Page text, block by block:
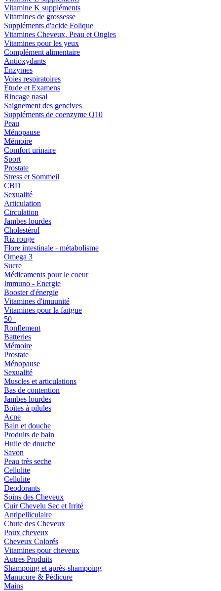
Vitamine K suppléments
Vitamines de grossesse
Suppléments d'acide Folique
Vitamines Cheveux, Peau et Ongles
Vitamines pour les yeux
Complément alimentaire
Antioxydants
Enzymes
Voies respiratoires
Étude et Examens
Rincage nasal
Saignement des gencives
Suppléments de coenzyme Q10
Peau
Ménopause
Mémoire
Comfort urinaire
Sport
Prostate
Stress et Sommeil
CBD
Sexualité
Articulation
Circulation
Jambes lourdes
Cholestérol
Riz rouge
Flore intestinale - métabolisme
Omega 3
Sucre
Médicaments pour le coeur
Immuno - Energie
Booster d'énergie
Vitamines d'imuunité
Vitamines pour la faitgue
50+
Ronflement
Batteries
Mémoire
Prostate
Ménopause
Sexualité
Muscles et articulations
Bas de contention
Jambes lourdes
Boîtes à pilules
Acne
Bain et douche
Produits de bain
Huile de douche
Savon
Peau très seche
Cellulite
Cellulite
Deodorants
Soins des Cheveux
Cuir Chevelu Sec et Irrité
Antipelliculaire
Chute des Cheveux
Poux cheveux
Cheveux Colorés
Vitamines pour cheveux
Autres Produits
Shampoing et après-shampoing
Manucure & Pédicure
Mains